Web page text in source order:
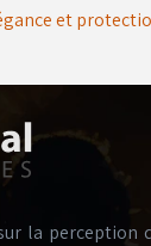
et
la perception